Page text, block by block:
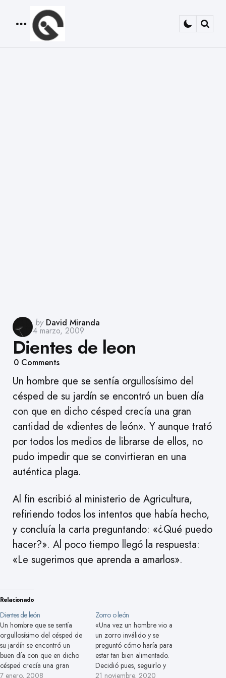
Menu
Posted
by
by David Miranda
4 marzo, 2009
Dientes de leon
0 Comments
Un hombre que se sentía orgullosísimo del
césped de su jardín se encontró un buen día
con que en dicho césped crecía una gran
cantidad de «dientes de león». Y aunque trató
por todos los medios de librarse de ellos, no
pudo impedir que se convirtieran en una
auténtica plaga.
Al fin escribió al ministerio de Agricultura,
refiriendo todos los intentos que había hecho,
y concluía la carta preguntando: «¿Qué puedo
hacer?». Al poco tiempo llegó la respuesta:
«Le sugerimos que aprenda a amarlos».
Relacionado
Dientes de león
Un hombre que se sentía
orgullosísimo del césped de
su jardín se encontró un
buen día con que en dicho
césped crecía una gran
cantidad de «dientes de
7 enero, 2008
Zorro o león
«Una vez un hombre vio a
un zorro inválido y se
preguntó cómo haría para
estar tan bien alimentado.
Decidió pues, seguirlo y
descubrió que se había
21 noviembre, 2020